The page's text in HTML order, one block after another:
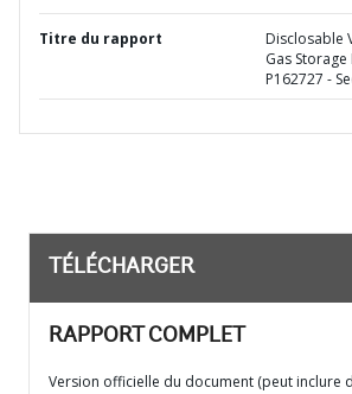
Titre du rapport
Disclosable
Gas
P162727 -
TÉLÉCHARGER
RAPPORT COMPLET
Version officielle du document (peut inclure